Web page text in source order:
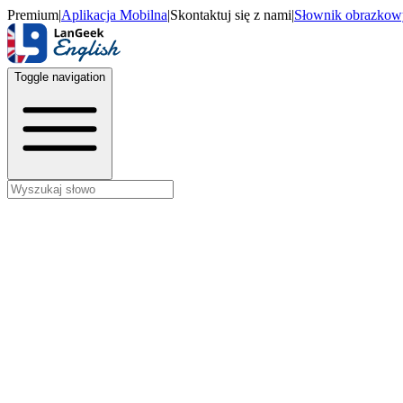
Premium|Aplikacja Mobilna|Skontaktuj się z nami|Słownik
Toggle navigation